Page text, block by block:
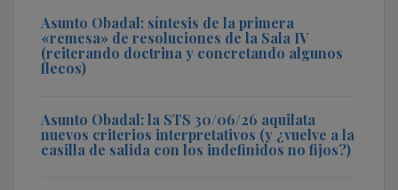
Asunto Obadal: síntesis de la primera
«remesa» de resoluciones de la Sala IV
(reiterando doctrina y concretando algunos
flecos)
Asunto Obadal: la STS 30/06/26 aquilata
nuevos criterios interpretativos (y ¿vuelve a la
casilla de salida con los indefinidos no fijos?)